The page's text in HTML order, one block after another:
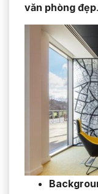
văn phòng đẹp.